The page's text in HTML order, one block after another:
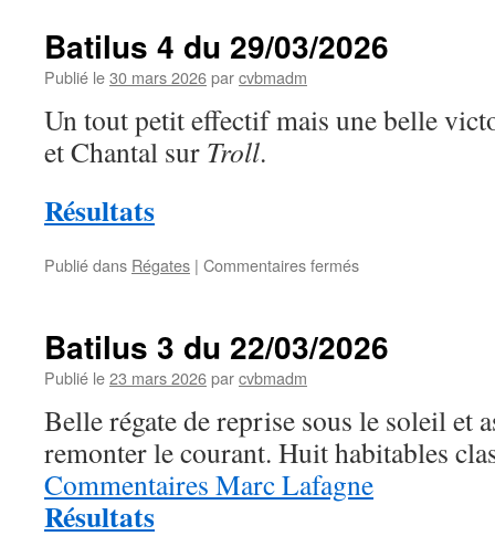
Batilus 4 du 29/03/2026
Publié le30 mars 2026parcvbmadm
Un tout petit effectif mais une belle
et Chantal sur Troll.
Résultats
Publié dans Régates | Commentaires ferméssur
29/03/2026
Batilus 3 du 22/03/2026
Publié le23 mars 2026parcvbmadm
Belle régate de reprise sous le soleil et
remonter le courant. Huit habitables
Commentaires Marc Lafagne
Résultats